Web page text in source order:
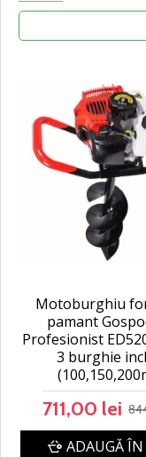
Motoburghiu
pamant
Profesionist
3 burghie
711,00 lei
ADAUGĂ ÎN